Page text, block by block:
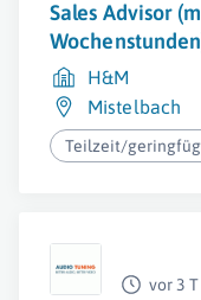
Sales Advisor
H&M
Mistelbach
Teilzeit/
vor 3 T